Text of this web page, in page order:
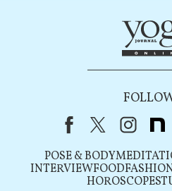
FacebookX（旧
POSE & BODY
INTERVIEWFOOD
HOROSCOPE